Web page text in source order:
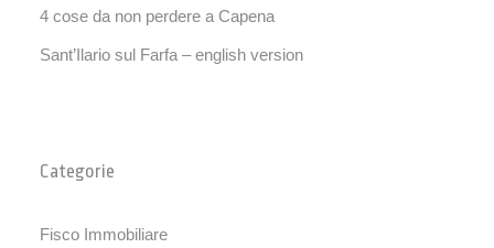
4 cose da non perdere a Capena
Sant’Ilario sul Farfa – english version
Categorie
Fisco Immobiliare